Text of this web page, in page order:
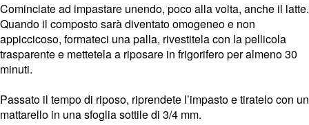
Cominciate ad impastare unendo, poco alla volta, anche il latte.
Quando il composto sarà diventato omogeneo e non
appiccicoso, formateci una palla, rivestitela con la pellicola
trasparente e mettetela a riposare in frigorifero per almeno 30
minuti.
Passato il tempo di riposo, riprendete l’impasto e tiratelo con un
mattarello in una sfoglia sottile di 3/4 mm.